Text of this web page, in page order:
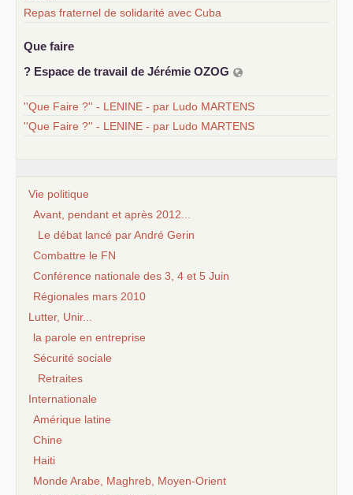
Repas fraternel de solidarité avec Cuba
Que faire
? Espace de travail de Jérémie OZOG
''Que Faire ?'' - LENINE - par Ludo MARTENS
''Que Faire ?'' - LENINE - par Ludo MARTENS
Vie politique
Avant, pendant et après 2012...
Le débat lancé par André Gerin
Combattre le FN
Conférence nationale des 3, 4 et 5 Juin
Régionales mars 2010
Lutter, Unir...
la parole en entreprise
Sécurité sociale
Retraites
Internationale
Amérique latine
Chine
Haiti
Monde Arabe, Maghreb, Moyen-Orient